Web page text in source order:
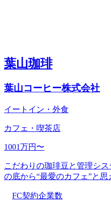
葉山珈琲
葉山コーヒー株式会社
イートイン・外食
カフェ・喫茶店
1001万円〜
こだわりの珈琲豆と管理シ
の底から“最愛のカフェ”と
FC契約企業数